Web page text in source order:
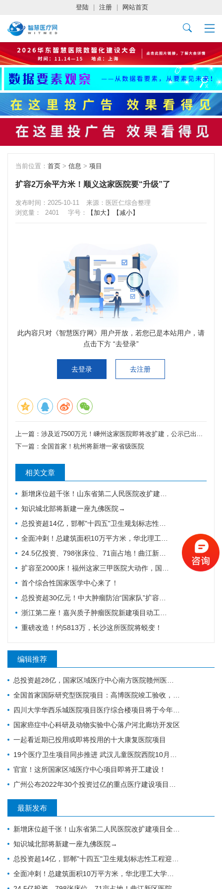
登陆 注册 网站首页
当前位置： 首页 > 信息 > 项目
扩容2万余平方米！顺义这家医院要“升级”了
发布时间：2025-10-11
来源：医匠仁综合整理
浏览量：
2401 字号： 【加大】 【减小】
此内容只对《智慧医疗网》用户开放，若您已是本站用户，请
点击下方 “去登录”
去登录 去注册
上一篇： 涉及近7500万元！嵊州这家医院即将改扩建，公示已出...
下一篇： 全国首家！杭州将新增一家省级医院
相关文章
新增床位超千张！山东省第二人民医院改扩建项目全力推进，地上主体施工倒计时
知识城北部将新建一座九佛医院→
总投资超14亿，邯郸"十四五"卫生规划标志性工程迎施工方落地
全面冲刺！总建筑面积10万平方米，华北理工大学附属医院花海院区一期工程加速成型
24.5亿投资、798张床位、71亩占地！曲江新区医院的"最后一公里"冲刺
扩容至2000床！福州这家三甲医院大动作，国家级防治基地预计2028年建成
首个综合性国家医学中心来了！
总投资超30亿元！中大肿瘤防治“国家队”扩容，绘就健康天河新蓝图
浙江第二座！嘉兴质子肿瘤医院新建项目动工，10亿投资守护健康嘉兴
重磅改造！约5813万，长沙这所医院将蜕变！
编辑推荐
总投资超28亿，国家区域医疗中心南方医院赣州医院开工建设
全国首家国际研究型医院项目：高博医院竣工验收，明年投入运营
四川大学华西乐城医院项目医疗综合楼项目将于今年竣工
国家癌症中心科研及动物实验中心落户河北廊坊开发区
一起看近期已投用或即将投用的十大康复医院项目
19个医疗卫生项目同步推进 武汉儿童医院西院10月交付 武汉经开区投资70亿元建设“健康车谷”
官宣！这所国家区域医疗中心项目即将开工建设！
广州公布2022年30个投资过亿的重点医疗建设项目，全力打造医疗卫生高地｜广州篇
最新发布
新增床位超千张！山东省第二人民医院改扩建项目全力推进，地上主体施工倒计时
知识城北部将新建一座九佛医院→
总投资超14亿，邯郸"十四五"卫生规划标志性工程迎施工方落地
全面冲刺！总建筑面积10万平方米，华北理工大学附属医院花海院区一期工程加速成型